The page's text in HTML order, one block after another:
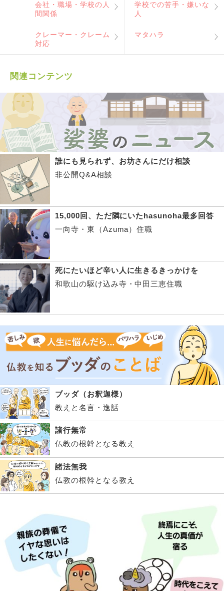
会社・職場・学校の人
間関係
学校での苦手・嫌いな
人
クレーマー・クレーム
対応
マタハラ
関連コンテンツ
誰にも見られず、お坊さんにだけ相談
非公開Q&A相談
15,000回、ただ隣にいたhasunoha最多回答
一向寺・東（Azuma）住職
死にたいほど辛い人に生きるきっかけを
和歌山の駆け込み寺・中田三恵住職
ブッダ（お釈迦様）
教えと名言・逸話
諸行無常
仏教の根幹となる教え
諸法無我
仏教の根幹となる教え